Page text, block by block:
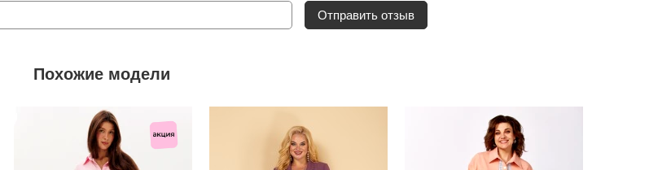
Отправить отзыв
Похожие модели